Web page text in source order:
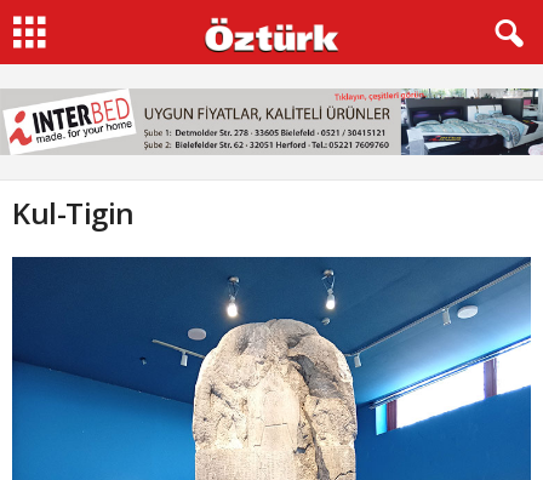
Kul-Tigin